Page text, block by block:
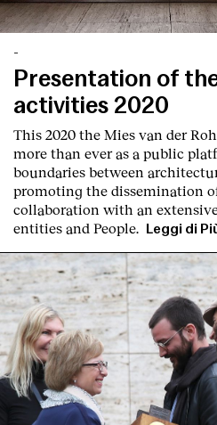
-
Presentation of
activities 2020
This 2020 the Mies van der
more than ever as a public
boundaries between
promoting the dissemination
collaboration with an
entities and People.
Leggi di